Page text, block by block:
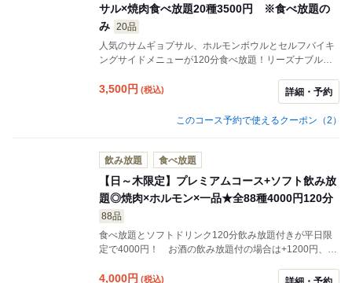
サル×焼肉食べ放題20種3500円 ※食べ放題の
み 20品
人気のサムギョプサル、ホルモンボウルとセルフバイキ
ングサイドメニューが120分食べ放題！リーズナブルな
【お一人様1ドリンクオーダー制（料金別途）飲み放題
3,500円 (税込) 詳細・予約
このコース予約で使えるクーポン（2）
飲み放題 食べ放題
【日～木限定】プレミアムコース+ソフト飲み放
題◎焼肉×ホルモン×一品★全88種4000円120分
88品
食べ放題とソフトドリンク120分飲み放題付きが平日限
定で4000円！ お酒の飲み放題付の場合は+1200円、プ
4,000円 (税込)